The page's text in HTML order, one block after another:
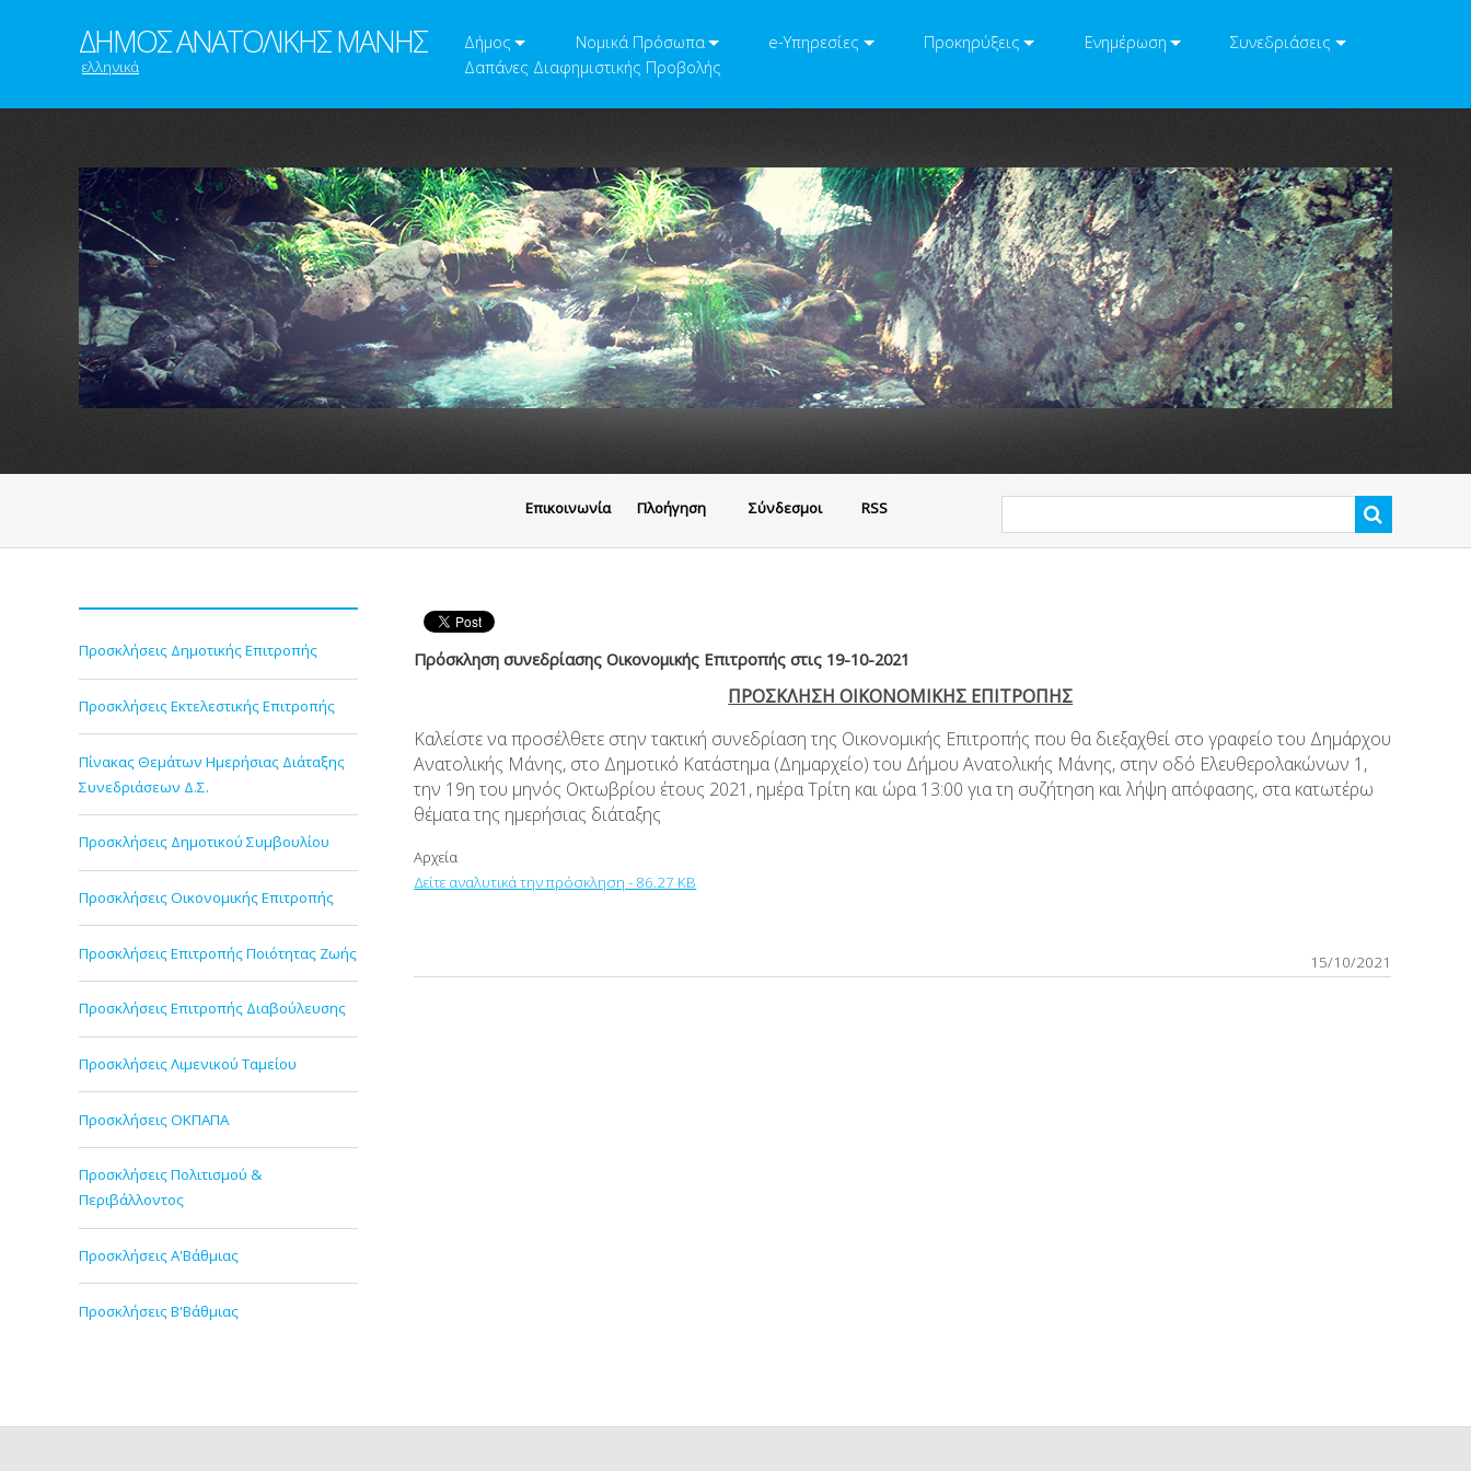
ΔΗΜΟΣ ΑΝΑΤΟΛΙΚΗΣ ΜΑΝΗΣ
ελληνικά
Δήμος Νομικά Πρόσωπα e-Υπηρεσίες Προκηρύξεις Ενημέρωση
Συνεδριάσεις
Δαπάνες Διαφημιστικής Προβολής
Eπικοινωνία Πλοήγηση Σύνδεσμοι RSS
Προσκλήσεις Δημοτικής Επιτροπής
Προσκλήσεις Εκτελεστικής Επιτροπής
Πίνακας Θεμάτων Ημερήσιας Διάταξης
Συνεδριάσεων Δ.Σ.
Προσκλήσεις Δημοτικού Συμβουλίου
Προσκλήσεις Οικονομικής Επιτροπής
Προσκλήσεις Επιτροπής Ποιότητας Ζωής
Προσκλήσεις Επιτροπής Διαβούλευσης
Προσκλήσεις Λιμενικού Ταμείου
Προσκλήσεις ΟΚΠΑΠΑ
Προσκλήσεις Πολιτισμού &
Περιβάλλοντος
Προσκλήσεις Α'Βάθμιας
Προσκλήσεις Β'Βάθμιας
Πρόσκληση συνεδρίασης Οικονομικής Επιτροπής στις 19-10-2021
ΠΡΟΣΚΛΗΣΗ ΟΙΚΟΝΟΜΙΚΗΣ ΕΠΙΤΡΟΠΗΣ
Καλείστε να προσέλθετε στην τακτική συνεδρίαση της Οικονομικής Επιτροπής που θα διεξαχθεί στο γραφείο του Δημάρχου
Ανατολικής Μάνης, στο Δημοτικό Κατάστημα (Δημαρχείο) του Δήμου Ανατολικής Μάνης, στην οδό Ελευθερολακώνων 1,
την 19η του μηνός Οκτωβρίου έτους 2021, ημέρα Τρίτη και ώρα 13:00 για τη συζήτηση και λήψη απόφασης, στα κατωτέρω
θέματα της ημερήσιας διάταξης
Αρχεία
Δείτε αναλυτικά την πρόσκληση - 86.27 KB
15/10/2021